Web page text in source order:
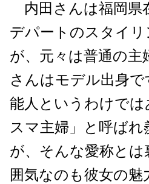
内田さんは福岡県
デパートのスタイ
が、元々は普通の主
さんはモデル出身
能人というわけで
スマ主婦」と呼ば
が、そんな愛称と
囲気なのも彼女の